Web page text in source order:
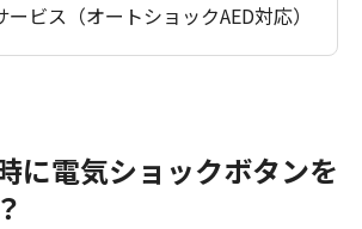
ービス（オートショックAED対応）
に電気ショックボタンを